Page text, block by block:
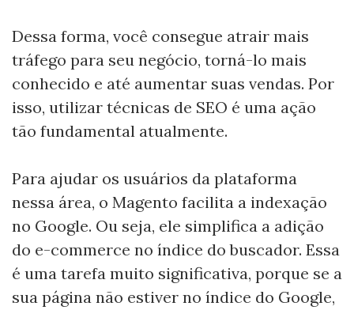
Dessa forma, você consegue atrair mais
tráfego para seu negócio, torná-lo mais
conhecido e até aumentar suas vendas. Por
isso, utilizar técnicas de SEO é uma ação
tão fundamental atualmente.
Para ajudar os usuários da plataforma
nessa área, o Magento facilita a indexação
no Google. Ou seja, ele simplifica a adição
do e-commerce no índice do buscador. Essa
é uma tarefa muito significativa, porque se a
sua página não estiver no índice do Google,